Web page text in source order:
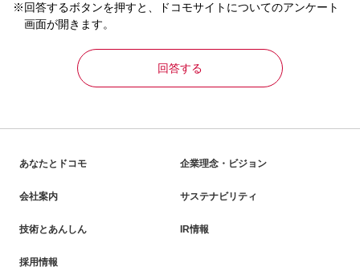
※回答するボタンを押すと、ドコモサイトについてのアンケート
画面が開きます。
回答する
あなたとドコモ 企業理念・ビジョン
会社案内 サステナビリティ
技術とあんしん IR情報
採用情報